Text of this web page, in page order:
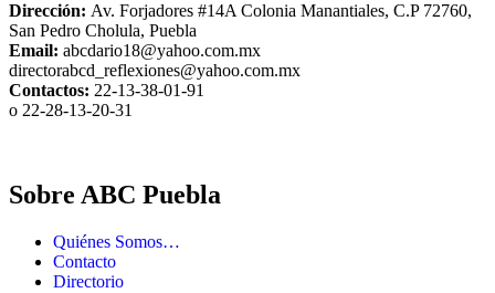
Dirección: Av. Forjadores #14A Colonia Manantiales, C.P 72760,
San Pedro Cholula, Puebla
Email: abcdario18@yahoo.com.mx
directorabcd_reflexiones@yahoo.com.mx
Contactos: 22-13-38-01-91
o 22-28-13-20-31
Sobre ABC Puebla
Quiénes Somos…
Contacto
Directorio